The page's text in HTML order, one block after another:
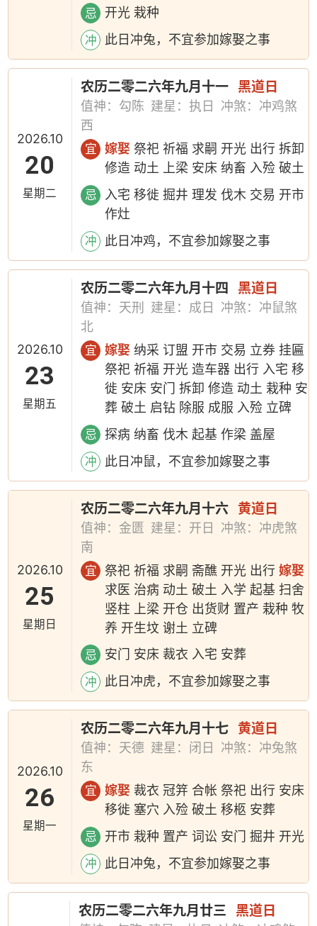
忌 开光 栽种
冲 此日冲兔，不宜参加嫁娶之事
2026.10
20
星期二
农历二零二六年九月十一 黑道日
值神：勾陈 建星：执日
冲煞：冲鸡煞
西
宜 嫁娶 祭祀 祈福 求嗣 开光 出行 拆卸
修造 动土 上梁 安床 纳畜 入殓 破土
忌
入宅 移徙 掘井 理发 伐木 交易 开市
作灶
冲 此日冲鸡，不宜参加嫁娶之事
2026.10
23
星期五
农历二零二六年九月十四 黑道日
值神：天刑 建星：成日
冲煞：冲鼠煞
北
宜 嫁娶 纳采 订盟 开市 交易 立券 挂匾
祭祀 祈福 开光 造车器 出行 入宅 移
徙 安床 安门 拆卸 修造 动土 栽种 安
葬 破土 启钻 除服 成服 入殓 立碑
忌 探病 纳畜 伐木 起基 作梁 盖屋
冲 此日冲鼠，不宜参加嫁娶之事
2026.10
25
星期日
农历二零二六年九月十六 黄道日
值神：金匮 建星：开日
冲煞：冲虎煞
南
宜 祭祀 祈福 求嗣 斋醮 开光 出行嫁娶
求医 治病 动土 破土 入学 起基 扫舍
竖柱 上梁 开仓 出货财 置产 栽种 牧
养 开生坟 谢土 立碑
忌 安门 安床 裁衣 入宅 安葬
冲 此日冲虎，不宜参加嫁娶之事
2026.10
26
星期一
农历二零二六年九月十七 黄道日
值神：天德 建星：闭日
冲煞：冲兔煞
东
宜 嫁娶 裁衣 冠笄 合帐 祭祀 出行 安床
移徙 塞穴 入殓 破土 移柩 安葬
忌 开市 栽种 置产 词讼 安门 掘井 开光
冲 此日冲兔，不宜参加嫁娶之事
农历二零二六年九月廿三 黑道日